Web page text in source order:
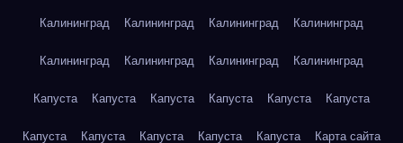
Калининград Калининград Калининград Калининград
Калининград Калининград Калининград Калининград
Капуста Капуста Капуста Капуста Капуста Капуста
Капуста Капуста Капуста Капуста Капуста Карта сайта